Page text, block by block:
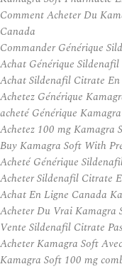
Comment Acheter Du
Canada
Commander Générique
Achat Générique
Achat Sildenafil Citrate
Achetez Générique
acheté Générique
Achetez 100 mg Kamagra
Buy Kamagra Soft With
Acheté Générique
Acheter Sildenafil Citrate
Achat En Ligne Canada
Acheter Du Vrai Kamagra
Vente Sildenafil Citrate
Acheter Kamagra Soft
Kamagra Soft 100 mg